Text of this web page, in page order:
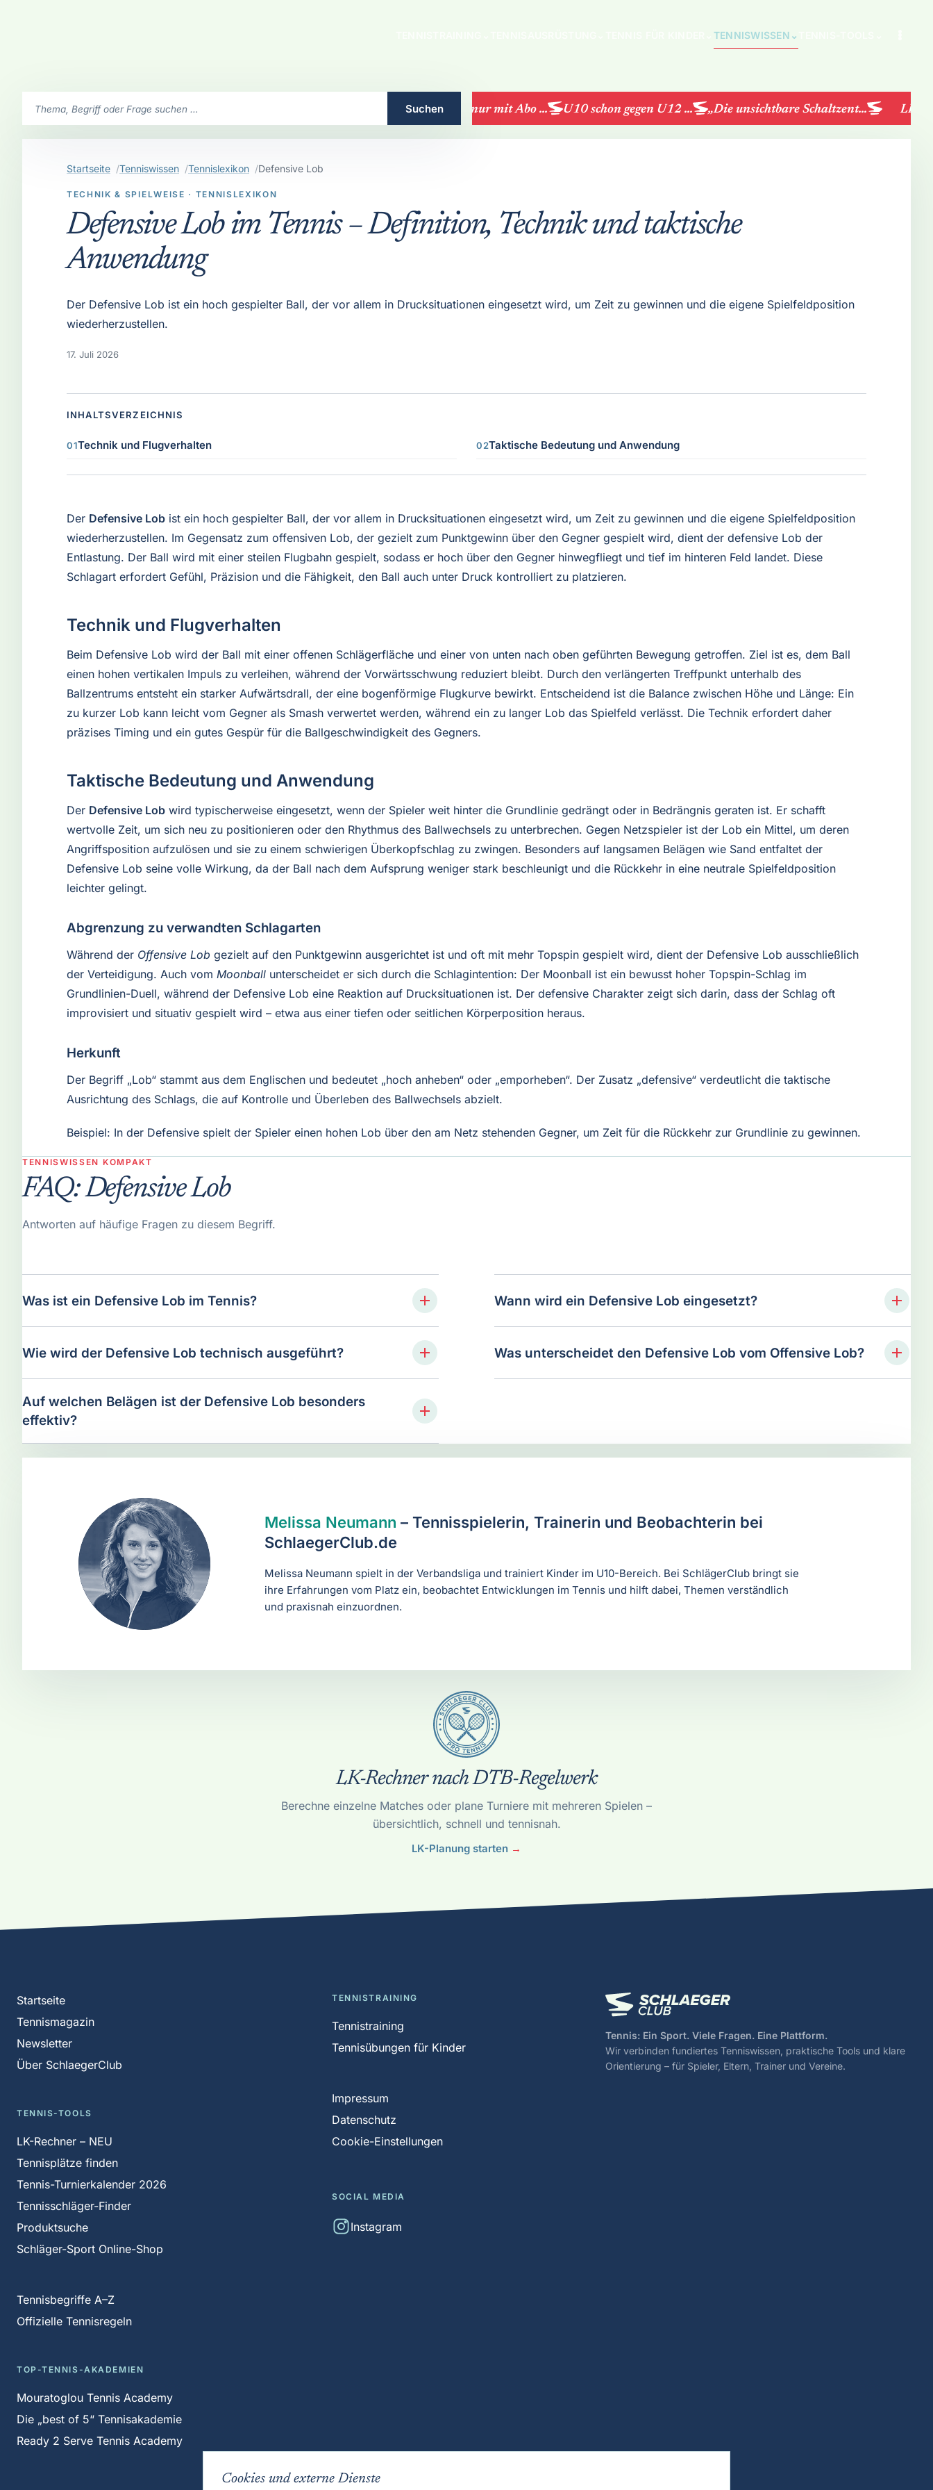
TENNISWISSEN ⌄
Suchen
LK-Turniere nur mit Abo ... U10 schon gegen U12 ... „Die unsichtbare Schaltzent... LK-
Startseite Tenniswissen Tennislexikon Defensive Lob
TECHNIK & SPIELWEISE · TENNISLEXIKON
Defensive Lob im Tennis – Definition, Technik und taktische
Anwendung
Der Defensive Lob ist ein hoch gespielter Ball, der vor allem in Drucksituationen eingesetzt wird, um Zeit zu gewinnen und die eigene Spielfeldposition
wiederherzustellen.
17. Juli 2026
INHALTSVERZEICHNIS
Technik und Flugverhalten Taktische Bedeutung und Anwendung
Der Defensive Lob ist ein hoch gespielter Ball, der vor allem in Drucksituationen eingesetzt wird, um Zeit zu gewinnen und die eigene Spielfeldposition
wiederherzustellen. Im Gegensatz zum offensiven Lob, der gezielt zum Punktgewinn über den Gegner gespielt wird, dient der defensive Lob der
Entlastung. Der Ball wird mit einer steilen Flugbahn gespielt, sodass er hoch über den Gegner hinwegfliegt und tief im hinteren Feld landet. Diese
Schlagart erfordert Gefühl, Präzision und die Fähigkeit, den Ball auch unter Druck kontrolliert zu platzieren.
Technik und Flugverhalten
Beim Defensive Lob wird der Ball mit einer offenen Schlägerfläche und einer von unten nach oben geführten Bewegung getroffen. Ziel ist es, dem Ball
einen hohen vertikalen Impuls zu verleihen, während der Vorwärtsschwung reduziert bleibt. Durch den verlängerten Treffpunkt unterhalb des
Ballzentrums entsteht ein starker Aufwärtsdrall, der eine bogenförmige Flugkurve bewirkt. Entscheidend ist die Balance zwischen Höhe und Länge: Ein
zu kurzer Lob kann leicht vom Gegner als Smash verwertet werden, während ein zu langer Lob das Spielfeld verlässt. Die Technik erfordert daher
präzises Timing und ein gutes Gespür für die Ballgeschwindigkeit des Gegners.
Taktische Bedeutung und Anwendung
Der Defensive Lob wird typischerweise eingesetzt, wenn der Spieler weit hinter die Grundlinie gedrängt oder in Bedrängnis geraten ist. Er schafft
wertvolle Zeit, um sich neu zu positionieren oder den Rhythmus des Ballwechsels zu unterbrechen. Gegen Netzspieler ist der Lob ein Mittel, um deren
Angriffsposition aufzulösen und sie zu einem schwierigen Überkopfschlag zu zwingen. Besonders auf langsamen Belägen wie Sand entfaltet der
Defensive Lob seine volle Wirkung, da der Ball nach dem Aufsprung weniger stark beschleunigt und die Rückkehr in eine neutrale Spielfeldposition
leichter gelingt.
Abgrenzung zu verwandten Schlagarten
Während der Offensive Lob gezielt auf den Punktgewinn ausgerichtet ist und oft mit mehr Topspin gespielt wird, dient der Defensive Lob ausschließlich
der Verteidigung. Auch vom Moonball unterscheidet er sich durch die Schlagintention: Der Moonball ist ein bewusst hoher Topspin-Schlag im
Grundlinien-Duell, während der Defensive Lob eine Reaktion auf Drucksituationen ist. Der defensive Charakter zeigt sich darin, dass der Schlag oft
improvisiert und situativ gespielt wird – etwa aus einer tiefen oder seitlichen Körperposition heraus.
Herkunft
Der Begriff „Lob“ stammt aus dem Englischen und bedeutet „hoch anheben“ oder „emporheben“. Der Zusatz „defensive“ verdeutlicht die taktische
Ausrichtung des Schlags, die auf Kontrolle und Überleben des Ballwechsels abzielt.
Beispiel: In der Defensive spielt der Spieler einen hohen Lob über den am Netz stehenden Gegner, um Zeit für die Rückkehr zur Grundlinie zu gewinnen.
TENNISWISSEN KOMPAKT
FAQ: Defensive Lob
Antworten auf häufige Fragen zu diesem Begriff.
Was ist ein Defensive Lob im Tennis?
Wie wird der Defensive Lob technisch ausgeführt?
Auf welchen Belägen ist der Defensive Lob besonders
effektiv?
Wann wird ein Defensive Lob eingesetzt?
Was unterscheidet den Defensive Lob vom Offensive Lob?
Melissa Neumann – Tennisspielerin, Trainerin und Beobachterin bei
SchlaegerClub.de
Melissa Neumann spielt in der Verbandsliga und trainiert Kinder im U10-Bereich. Bei SchlägerClub bringt sie
ihre Erfahrungen vom Platz ein, beobachtet Entwicklungen im Tennis und hilft dabei, Themen verständlich
und praxisnah einzuordnen.
LK-Rechner nach DTB-Regelwerk
Berechne einzelne Matches oder plane Turniere mit mehreren Spielen –
übersichtlich, schnell und tennisnah.
LK-Planung starten →
Startseite
Tennismagazin
Newsletter
Über SchlaegerClub
TENNIS-TOOLS
LK-Rechner – NEU
Tennisplätze finden
Tennis-Turnierkalender 2026
Tennisschläger-Finder
Produktsuche
Schläger-Sport Online-Shop
Tennisbegriffe A–Z
Offizielle Tennisregeln
TOP-TENNIS-AKADEMIEN
Mouratoglou Tennis Academy
Die „best of 5“ Tennisakademie
Ready 2 Serve Tennis Academy
TENNISTRAINING
Tennistraining
Tennisübungen für Kinder
Impressum
Datenschutz
Cookie-Einstellungen
SOCIAL MEDIA
Instagram
Tennis: Ein Sport. Viele Fragen. Eine Plattform.
Wir verbinden fundiertes Tenniswissen, praktische Tools und klare
Orientierung – für Spieler, Eltern, Trainer und Vereine.
Cookies und externe Dienste